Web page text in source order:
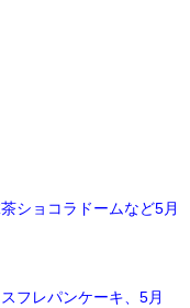
ショコラドームなど5月
フレパンケーキ、5月